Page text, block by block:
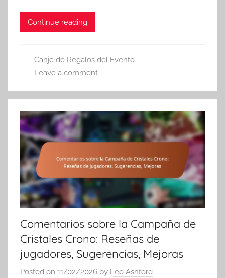
Continue reading
Canje de Regalos del Evento
Leave a comment
Comentarios sobre la Campaña de
Cristales Crono: Reseñas de
jugadores, Sugerencias, Mejoras
Posted on 11/02/2026 by Leo Ashford